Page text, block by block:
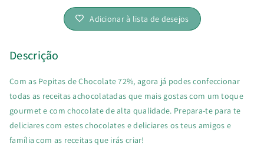
Vegan
72%Adicionar à lista de desejos
Descrição
Com as Pepitas de Chocolate 72%, agora já podes confeccionar
todas as receitas achocolatadas que mais gostas com um toque
gourmet e com chocolate de alta qualidade. Prepara-te para te
deliciares com estes chocolates e deliciares os teus amigos e
família com as receitas que irás criar!